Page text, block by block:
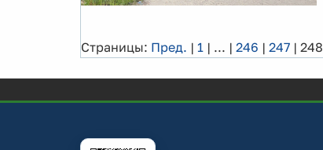
Страницы: Пред. | 1 | ... | 246 | 247 | 248